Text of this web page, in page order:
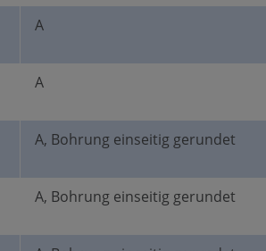
A
A
A, Bohrung einseitig gerundet
A, Bohrung einseitig gerundet